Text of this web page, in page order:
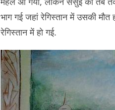
भाग गई जहां रेगिस्तान में उसकी
रेगिस्तान में हो गई.